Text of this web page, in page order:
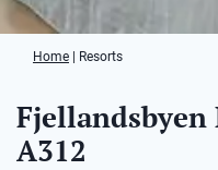
Home Resorts
Fjellandsbyen
A312